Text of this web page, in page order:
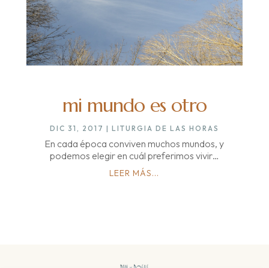
mi mundo es otro
DIC 31, 2017 | LITURGIA DE LAS HORAS
En cada época conviven muchos mundos, y
podemos elegir en cuál preferimos vivir…
LEER MÁS...